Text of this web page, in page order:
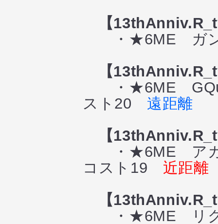
【
・★6ME ガン
【
・★6ME
スト20 遠距離
【
・★6ME アカ
コスト19 近距離
【
・★6ME リグ